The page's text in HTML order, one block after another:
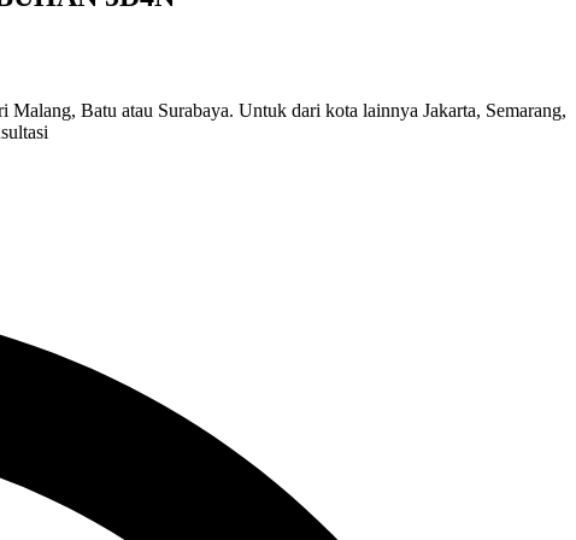
Batu atau Surabaya. Untuk dari kota lainnya Jakarta, Semarang,